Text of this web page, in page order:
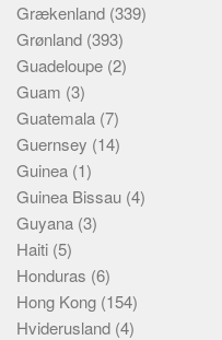
Grækenland (339)
Grønland (393)
Guadeloupe (2)
Guam (3)
Guatemala (7)
Guernsey (14)
Guinea (1)
Guinea Bissau (4)
Guyana (3)
Haiti (5)
Honduras (6)
Hong Kong (154)
Hviderusland (4)